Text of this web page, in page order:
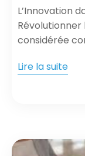
L’Innovation
considérée
Lire la suite